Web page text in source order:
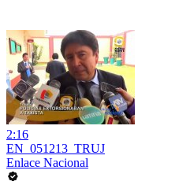
2:16
EN_051213_TRUJ
Enlace Nacional